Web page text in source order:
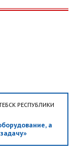
РЕСПУБЛИКИ
а